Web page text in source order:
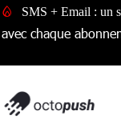
SMS + Email : un
avec chaque